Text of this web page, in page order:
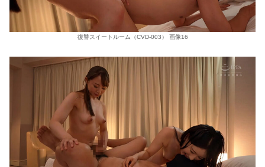
復讐スイートルーム（CVD-003） 画像16